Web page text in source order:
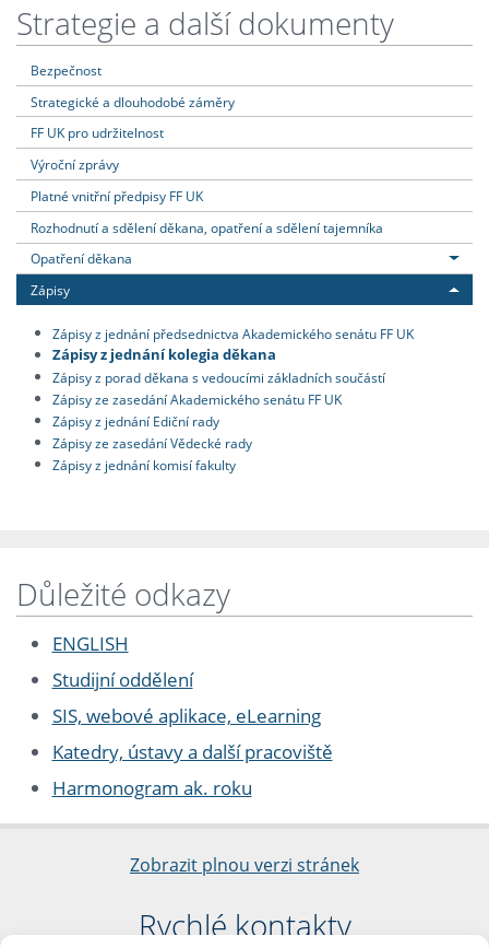
Strategie a další dokumenty
Bezpečnost
Strategické a dlouhodobé záměry
FF UK pro udržitelnost
Výroční zprávy
Platné vnitřní předpisy FF UK
Rozhodnutí a sdělení děkana, opatření a sdělení tajemníka
Opatření děkana
Zápisy
Zápisy z jednání předsednictva Akademického senátu FF UK
Zápisy z jednání kolegia děkana
Zápisy z porad děkana s vedoucími základních součástí
Zápisy ze zasedání Akademického senátu FF UK
Zápisy z jednání Ediční rady
Zápisy ze zasedání Vědecké rady
Zápisy z jednání komisí fakulty
Důležité odkazy
ENGLISH
Studijní oddělení
SIS, webové aplikace, eLearning
Katedry, ústavy a další pracoviště
Harmonogram ak. roku
Zobrazit plnou verzi stránek
Rychlé kontakty